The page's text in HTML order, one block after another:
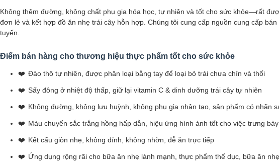
Không thêm đường, không chất phụ gia hóa học, tự nhiên và tốt cho sức khỏe—rất
đơn lẻ và kết hợp đồ ăn nhẹ trái cây hỗn hợp. Chúng tôi cung cấp nguồn cung cấp
tuyến.
Điểm bán hàng cho thương hiệu thực phẩm tốt cho sức khỏe
Đào thô tự nhiên, được phân loại bằng tay để loại bỏ trái chưa chín và thối
Sấy đông ở nhiệt độ thấp, giữ lại vitamin C & dinh dưỡng trái cây tự nhiên
Không đường, không lưu huỳnh, không phụ gia nhân tạo, sản phẩm có nhãn
Màu chuyển sắc trắng hồng hấp dẫn, hiệu ứng hình ảnh tốt cho việc trưng
Kết cấu giòn nhẹ, không dính, không nhờn, dễ ăn trực tiếp
Ứng dụng rộng rãi cho bữa ăn nhẹ lành mạnh, thực phẩm thể dục, bữa ăn